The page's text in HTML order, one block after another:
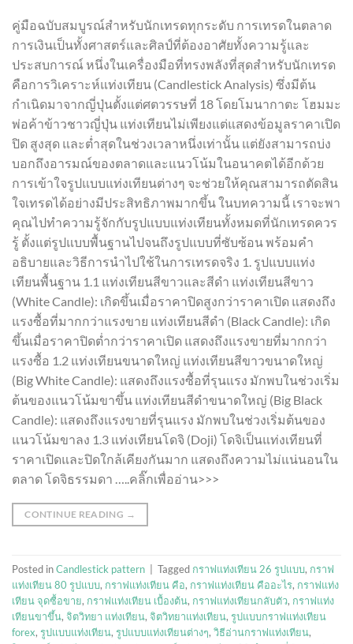
คู่มือฉบับสมบูรณ์สำหรับนักเทรดทุกระดับ การเทรดในตลาด
การเงินเป็นทั้งศาสตร์และศิลป์ที่ต้องอาศัยทั้งความรู้และ
ประสบการณ์ หนึ่งในเครื่องมือที่ทรงพลังที่สุดสำหรับนักเทรด
คือการวิเคราะห์แท่งเทียน (Candlestick Analysis) ซึ่งมีต้น
กำเนิดมาจากญี่ปุ่นตั้งแต่ศตวรรษที่ 18 โดยโมนากาตะ โฮมมะ
พ่อค้าข้าวชาวญี่ปุ่น แท่งเทียนไม่เพียงแต่แสดงข้อมูลราคาเปิด
ปิด สูงสุด และต่ำสุดในช่วงเวลาหนึ่งเท่านั้น แต่ยังสามารถบ่ง
บอกถึงอารมณ์ของตลาดและแนวโน้มในอนาคตได้อีกด้วย
การเข้าใจรูปแบบแท่งเทียนต่างๆ จะช่วยให้คุณสามารถตัดสิน
ใจเทรดได้อย่างมีประสิทธิภาพมากขึ้น ในบทความนี้ เราจะพา
คุณไปทำความรู้จักกับรูปแบบแท่งเทียนทั้งหมดที่นักเทรดควร
รู้ ตั้งแต่รูปแบบพื้นฐานไปจนถึงรูปแบบที่ซับซ้อน พร้อมคำ
อธิบายและวิธีการนำไปใช้ในการเทรดจริง 1. รูปแบบแท่ง
เทียนพื้นฐาน 1.1 แท่งเทียนสีขาวและสีดำ แท่งเทียนสีขาว
(White Candle): เกิดขึ้นเมื่อราคาปิดสูงกว่าราคาเปิด แสดงถึง
แรงซื้อที่มากกว่าแรงขาย แท่งเทียนสีดำ (Black Candle): เกิด
ขึ้นเมื่อราคาปิดต่ำกว่าราคาเปิด แสดงถึงแรงขายที่มากกว่า
แรงซื้อ 1.2 แท่งเทียนขนาดใหญ่ แท่งเทียนสีขาวขนาดใหญ่
(Big White Candle): แสดงถึงแรงซื้อที่รุนแรง มักพบในช่วงเริ่ม
ต้นของแนวโน้มขาขึ้น แท่งเทียนสีดำขนาดใหญ่ (Big Black
Candle): แสดงถึงแรงขายที่รุนแรง มักพบในช่วงเริ่มต้นของ
แนวโน้มขาลง 1.3 แท่งเทียนโดจิ (Doji) โดจิเป็นแท่งเทียนที่
ราคาเปิดและปิดใกล้เคียงกันมาก แสดงถึงความไม่แน่นอนใน
ตลาด โดจิธรรมดา …..คลิ๊กเพื่ออ่าน>>>
CONTINUE READING →
Posted inCandlestick pattern Tagged กราฟแท่งเทียน 26 รูปแบบ, กราฟ
แท่งเทียน 80 รูปแบบ, กราฟแท่งเทียน คือ, กราฟแท่งเทียน คืออะไร, กราฟแท่ง
เทียน จุดซื้อขาย, กราฟแท่งเทียน เบื้องต้น, กราฟแท่งเทียนกลับตัว, กราฟแท่ง
เทียนขาขึ้น, จิตวิทยา แท่งเทียน, จิตวิทยาแท่งเทียน, รูปแบบกราฟแท่งเทียน
forex, รูปแบบแท่งเทียน, รูปแบบแท่งเทียนต่างๆ, วิธีอ่านกราฟแท่งเทียน,